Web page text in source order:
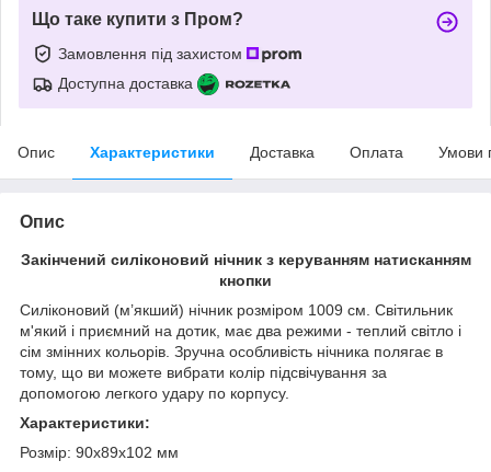
Що таке купити з Пром?
Замовлення під захистом
Доступна доставка
Опис Характеристики Доставка Оплата Умови
Опис
Закінчений силіконовий нічник з керуванням натисканням
кнопки
Силіконовий (м’якший) нічник розміром 1009 см. Світильник
м'який і приємний на дотик, має два режими - теплий світло і
сім змінних кольорів. Зручна особливість нічника полягає в
тому, що ви можете вибрати колір підсвічування за
допомогою легкого удару по корпусу.
Характеристики:
Розмір: 90x89x102 мм